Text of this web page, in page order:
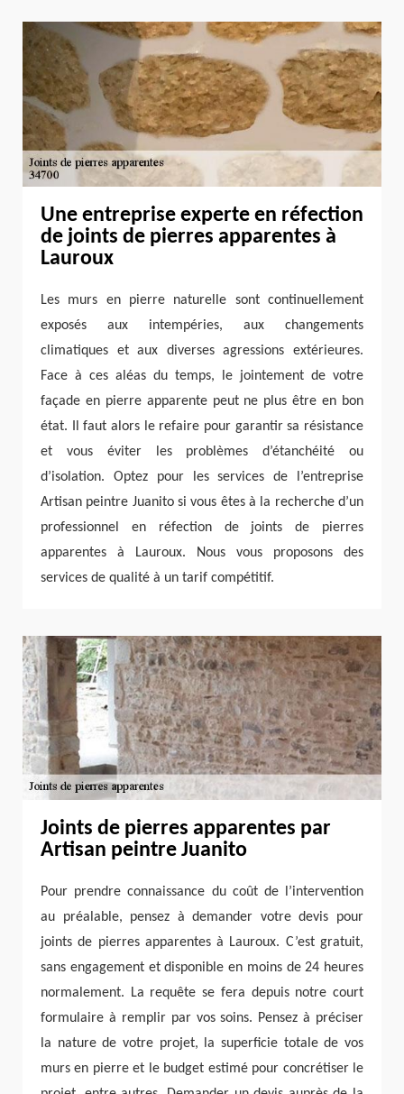
Une entreprise experte en réfection
de joints de pierres apparentes à
Lauroux
Les murs en pierre naturelle sont continuellement
exposés aux intempéries, aux changements
climatiques et aux diverses agressions extérieures.
Face à ces aléas du temps, le jointement de votre
façade en pierre apparente peut ne plus être en bon
état. Il faut alors le refaire pour garantir sa résistance
et vous éviter les problèmes d’étanchéité ou
d’isolation. Optez pour les services de l’entreprise
Artisan peintre Juanito si vous êtes à la recherche d’un
professionnel en réfection de joints de pierres
apparentes à Lauroux. Nous vous proposons des
services de qualité à un tarif compétitif.
Joints de pierres apparentes par
Artisan peintre Juanito
Pour prendre connaissance du coût de l’intervention
au préalable, pensez à demander votre devis pour
joints de pierres apparentes à Lauroux. C’est gratuit,
sans engagement et disponible en moins de 24 heures
normalement. La requête se fera depuis notre court
formulaire à remplir par vos soins. Pensez à préciser
la nature de votre projet, la superficie totale de vos
murs en pierre et le budget estimé pour concrétiser le